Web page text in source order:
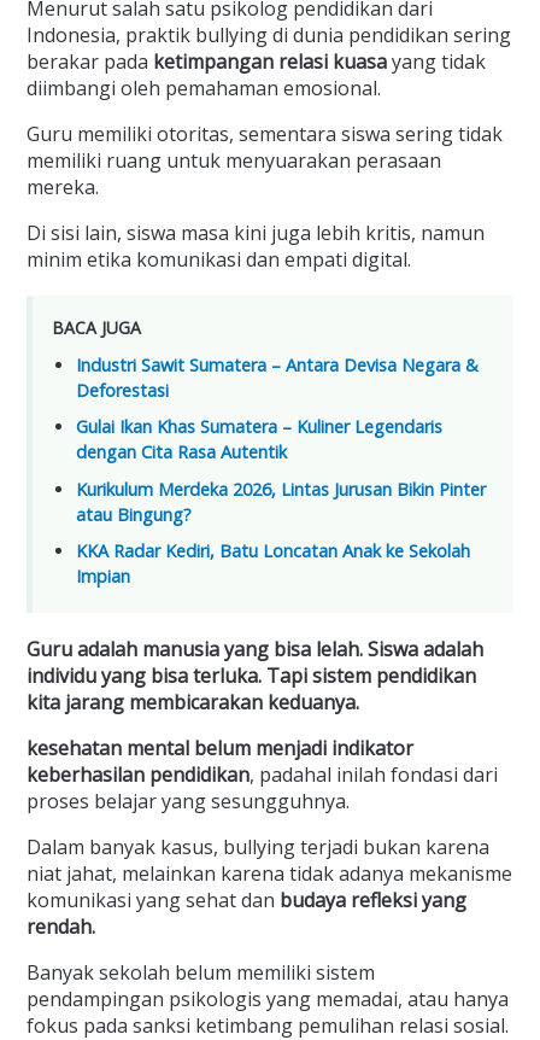
Menurut salah satu psikolog pendidikan dari
Indonesia, praktik bullying di dunia pendidikan sering
berakar pada ketimpangan relasi kuasayang tidak
diimbangi oleh pemahaman emosional.
Guru memiliki otoritas, sementara siswa sering tidak
memiliki ruang untuk menyuarakan perasaan
mereka.
Di sisi lain, siswa masa kini juga lebih kritis, namun
minim etika komunikasi dan empati digital.
BACA JUGA
Industri Sawit Sumatera – Antara Devisa Negara &
Deforestasi
Gulai Ikan Khas Sumatera – Kuliner Legendaris
dengan Cita Rasa Autentik
Kurikulum Merdeka 2026, Lintas Jurusan Bikin Pinter
atau Bingung?
KKA Radar Kediri, Batu Loncatan Anak ke Sekolah
Impian
Guru adalah manusia yang bisa lelah. Siswa adalah
individu yang bisa terluka. Tapi sistem pendidikan
kita jarang membicarakan keduanya.
kesehatan mental belum menjadi indikator
keberhasilan pendidikan, padahal inilah fondasi dari
proses belajar yang sesungguhnya.
Dalam banyak kasus, bullying terjadi bukan karena
niat jahat, melainkan karena tidak adanya mekanisme
komunikasi yang sehat dan budaya refleksi yang
rendah.
Banyak sekolah belum memiliki sistem
pendampingan psikologis yang memadai, atau hanya
fokus pada sanksi ketimbang pemulihan relasi sosial.